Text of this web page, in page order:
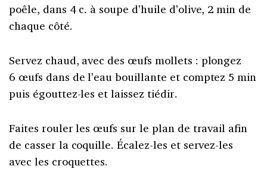
poêle, dans 4 c. à soupe d’huile d’olive, 2 min de
chaque côté.
Servez chaud, avec des œufs mollets : plongez
6 œufs dans de l’eau bouillante et comptez 5 min
puis égouttez-les et laissez tiédir.
Faites rouler les œufs sur le plan de travail afin
de casser la coquille. Écalez-les et servez-les
avec les croquettes.